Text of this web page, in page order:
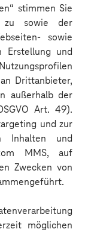
stimmen Sie
sowie der
sowie
Erstellung und
Drittanbieter,
außerhalb der
Art. 49).
und zur
Inhalten und
MMS, auf
Zwecken von
möglichen